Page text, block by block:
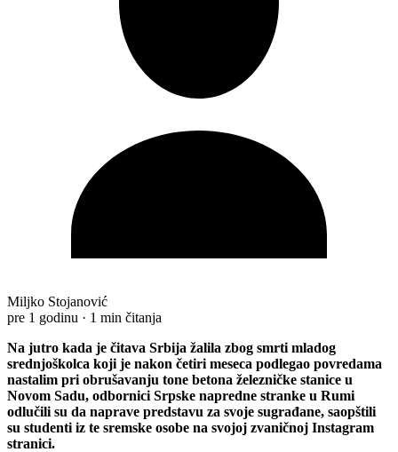
Miljko Stojanović
pre 1 godinu · 1 min čitanja
Na jutro kada je čitava Srbija žalila zbog smrti mladog
srednjoškolca koji je nakon četiri meseca podlegao povredama
nastalim pri obrušavanju tone betona železničke stanice u
Novom Sadu, odbornici Srpske napredne stranke u Rumi
odlučili su da naprave predstavu za svoje sugrađane, saopštili
su studenti iz te sremske osobe na svojoj zvaničnoj Instagram
stranici.